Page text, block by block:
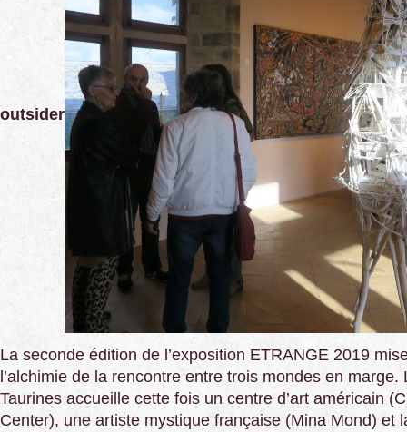
outsider
La seconde édition de l’exposition ETRANGE 2019
l’alchimie de la rencontre entre trois mondes en marge.
Taurines accueille cette fois un centre d’art américain
Center), une artiste mystique française (Mina Mond) et